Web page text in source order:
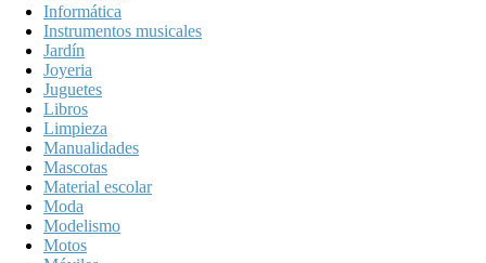
Informática
Instrumentos musicales
Jardín
Joyeria
Juguetes
Libros
Limpieza
Manualidades
Mascotas
Material escolar
Moda
Modelismo
Motos